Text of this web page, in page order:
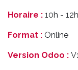
Horaire : 10h - 12h
Format : Online
Version Odoo :